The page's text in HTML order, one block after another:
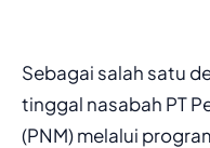
Sebagai salah satu
tinggal nasabah PT
(PNM) melalui